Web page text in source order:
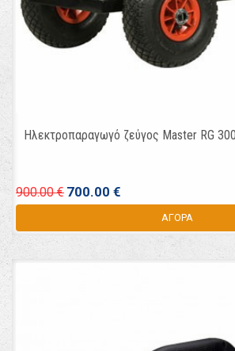
Ηλεκτροπαραγωγό ζεύγος Master RG
900.00 € 700.00 €
ΑΓΟΡΑ